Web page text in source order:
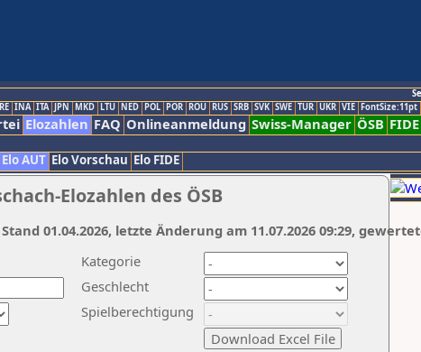
INA ITA JPN MKD LTU NED POL POR ROU RUS SRB SVK SWE TUR UKR VIE FontSize:11pt
Elozahlen FAQ Onlineanmeldung Swiss-Manager ÖSB FIDE
Elo AUT Elo Vorschau Elo FIDE
Elozahlen des ÖSB
Kategorie
Geschlecht
Spielberechtigung
01.04.2026, letzte Änderung am 11.07.2026 09:29,